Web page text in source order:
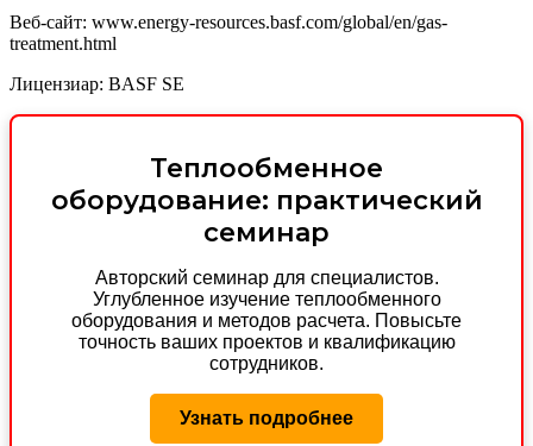
Веб-сайт: www.energy-resources.basf.com/global/en/gas-
treatment.html
Лицензиар: BASF SE
Теплообменное
оборудование: практический
семинар
Авторский семинар для специалистов.
Углубленное изучение теплообменного
оборудования и методов расчета. Повысьте
точность ваших проектов и квалификацию
сотрудников.
Узнать подробнее